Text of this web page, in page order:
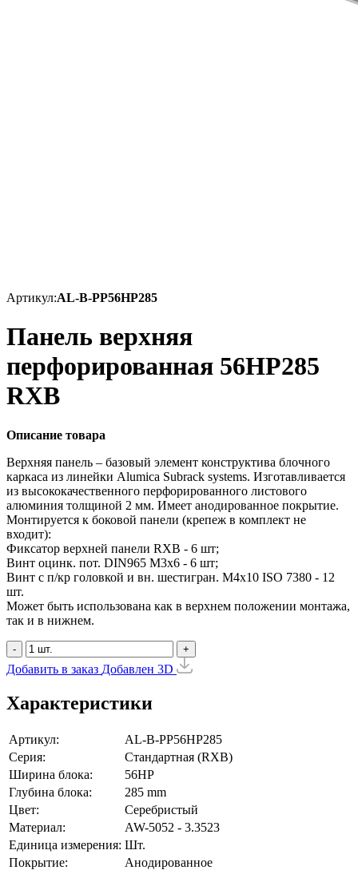
Артикул:AL-B-PP56HP285
Панель верхняя
перфорированная 56HP285
RXB
Описание товара
Верхняя панель – базовый элемент конструктива блочного
каркаса из линейки Alumica Subrack systems. Изготавливается
из высококачественного перфорированного листового
алюминия толщиной 2 мм. Имеет анодированное покрытие.
Монтируется к боковой панели (крепеж в комплект не
входит):
Фиксатор верхней панели RXB - 6 шт;
Винт оцинк. пот. DIN965 М3х6 - 6 шт;
Винт с п/кр головкой и вн. шестигран. М4x10 ISO 7380 - 12
шт.
Может быть использована как в верхнем положении монтажа,
так и в нижнем.
- +
Добавить в заказ Добавлен 3D
Характеристики
Артикул:
AL-B-PP56HP285
Серия:
Стандартная (RXB)
Ширина блока:
56HP
Глубина блока:
285 mm
Цвет:
Серебристый
Материал:
AW-5052 - 3.3523
Единица измерения: Шт.
Покрытие:
Анодированное